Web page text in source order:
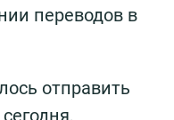
переводов в
отправить